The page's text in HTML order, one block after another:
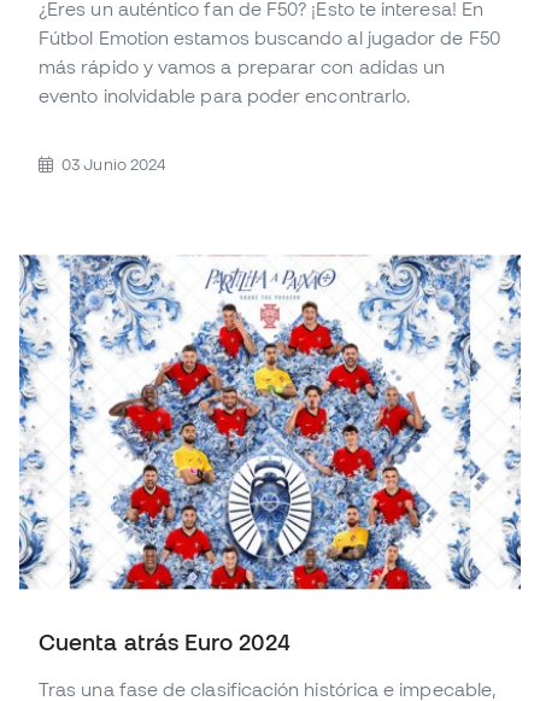
¿Eres un auténtico fan de F50? ¡Esto te interesa! En
Fútbol Emotion estamos buscando al jugador de F50
más rápido y vamos a preparar con adidas un
evento inolvidable para poder encontrarlo.
03 Junio 2024
Cuenta atrás Euro 2024
Tras una fase de clasificación histórica e impecable,